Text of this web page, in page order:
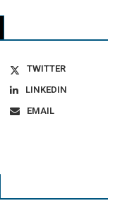
TWITTER
LINKEDIN
EMAIL